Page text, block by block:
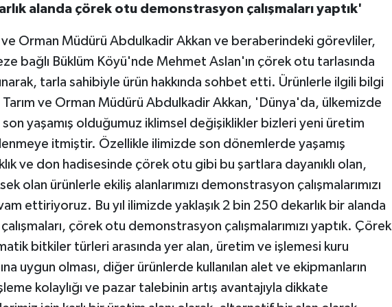
alanda çörek otu demonstrasyon çalışmaları yaptık'
ve Orman Müdürü Abdulkadir Akkan ve beraberindeki görevliler,
bağlı Büklüm Köyü'nde Mehmet Aslan'ın çörek otu tarlasında
tarla sahibiyle ürün hakkında sohbet etti. Ürünlerle ilgili bilgi
Tarım ve Orman Müdürü Abdulkadir Akkan, 'Dünya'da, ülkemizde
yaşamış olduğumuz iklimsel değişiklikler bizleri yeni üretim
itmiştir. Özellikle ilimizde son dönemlerde yaşamış
ve don hadisesinde çörek otu gibi bu şartlara dayanıklı olan,
olan ürünlerle ekiliş alanlarımızı demonstrasyon çalışmalarımızı
ettiriyoruz. Bu yıl ilimizde yaklaşık 2 bin 250 dekarlık bir alanda
çörek otu demonstrasyon çalışmalarımızı yaptık. Çörek
bitkiler türleri arasında yer alan, üretim ve işlemesi kuru
uygun olması, diğer ürünlerde kullanılan alet ve ekipmanların
kolaylığı ve pazar talebinin artış avantajıyla dikkate